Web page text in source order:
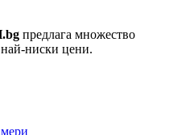
предлага множество
най-ниски цени.